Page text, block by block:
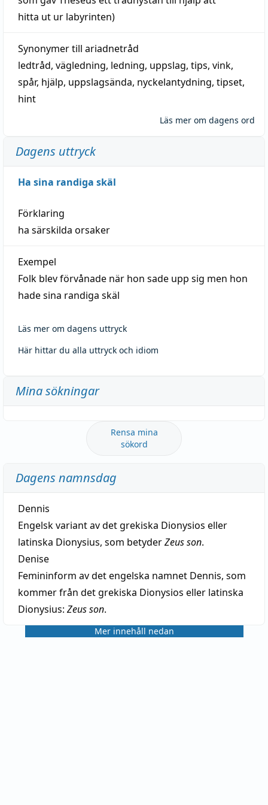
hitta ut ur labyrinten)
Synonymer till ariadnetråd
ledtråd, vägledning, ledning, uppslag, tips, vink,
spår, hjälp, uppslagsända, nyckelantydning, tipset,
hint
Läs mer om dagens ord
Dagens uttryck
Ha sina randiga skäl
Förklaring
ha särskilda orsaker
Exempel
Folk blev förvånade när hon sade upp sig men hon
hade sina randiga skäl
Läs mer om dagens uttryck
Här hittar du alla uttryck och idiom
Mina sökningar
Rensa mina
sökord
Dagens namnsdag
Dennis
Engelsk variant av det grekiska Dionysios eller
latinska Dionysius, som betyderZeus son.
Denise
Femininform av det engelska namnet Dennis, som
kommer från det grekiska Dionysios eller latinska
Dionysius: Zeus son.
Mer innehåll nedan